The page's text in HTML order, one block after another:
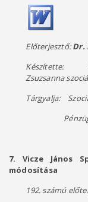
Előterjesztő:Dr.
Készítette:
Zsuzsanna
Tárgyalja:
Pénzügyi
7. Vicze János
módosítása
192. számú